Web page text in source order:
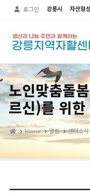
로그인 강릉시 자산형
노인맞춤돌
르신)를 위
Home 알림 센터소식